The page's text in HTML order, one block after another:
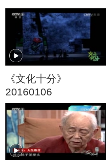
《文化十分》
20160106